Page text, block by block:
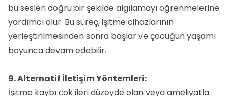
bu sesleri doğru bir şekilde algılamayı öğrenmelerine
yardımcı olur. Bu süreç, işitme cihazlarının
yerleştirilmesinden sonra başlar ve çocuğun yaşamı
boyunca devam edebilir.
9. Alternatif İletişim Yöntemleri:
İşitme kaybı çok ileri düzeyde olan veya ameliyatla